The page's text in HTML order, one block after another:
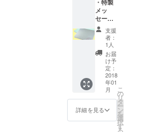
了報告
書を郵
送いた
しま
す。 ・
サービ
ス開始
時に連
絡いた
しま
す。
・特製
メッ
セージ
入り珪
藻土バ
スマッ
ト(速乾
性抜
群、洗
濯不要)
を1個差
し上げ
ます。
・特製
クリア
ホルダ
支援
者：
1人
お届
け予
定：
2018
年01
月
詳細を見る
こ
の
リ
タ
ー
ン
を
選
択
す